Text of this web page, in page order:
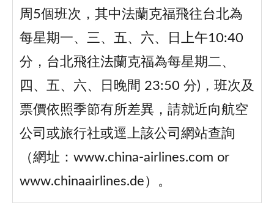
周5個班次，其中法蘭克福飛往台北為
每星期一、三、五、六、日上午10:40
分，台北飛往法蘭克福為每星期二、
四、五、六、日晚間 23:50 分)，班次及
票價依照季節有所差異，請就近向航空
公司或旅行社或逕上該公司網站查詢
（網址：www.china-airlines.com or
www.chinaairlines.de）。